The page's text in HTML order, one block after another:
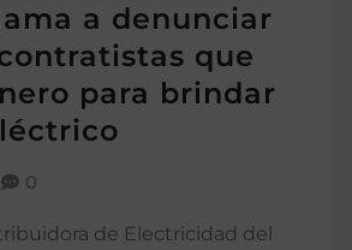
a denunciar
que
para brindar
0
de Electricidad del